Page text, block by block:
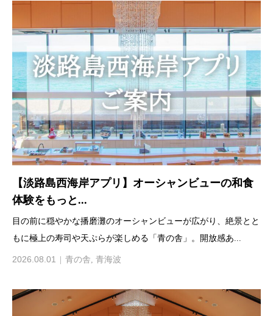
【淡路島西海岸アプリ】オーシャンビューの和食
体験をもっと...
目の前に穏やかな播磨灘のオーシャンビューが広がり、絶景とと
もに極上の寿司や天ぷらが楽しめる「青の舎」。開放感あ...
2026.08.01 青の舎, 青海波